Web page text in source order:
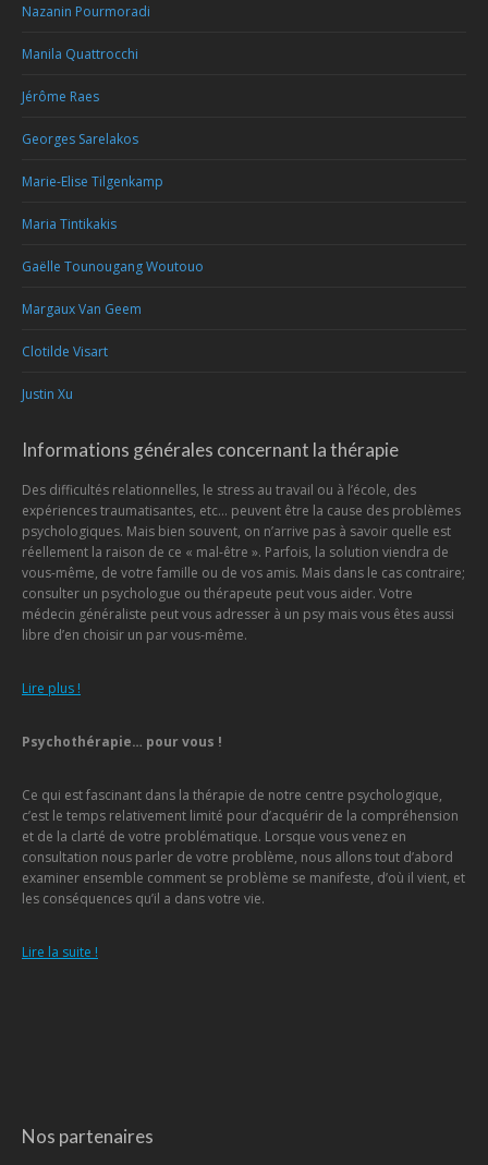
Nazanin Pourmoradi
Manila Quattrocchi
Jérôme Raes
Georges Sarelakos
Marie-Elise Tilgenkamp
Maria Tintikakis
Gaëlle Tounougang Woutouo
Margaux Van Geem
Clotilde Visart
Justin Xu
Informations générales concernant la thérapie
Des difficultés relationnelles, le stress au travail ou à l’école, des
expériences traumatisantes, etc… peuvent être la cause des problèmes
psychologiques. Mais bien souvent, on n’arrive pas à savoir quelle est
réellement la raison de ce « mal-être ». Parfois, la solution viendra de
vous-même, de votre famille ou de vos amis. Mais dans le cas contraire;
consulter un psychologue ou thérapeute peut vous aider. Votre
médecin généraliste peut vous adresser à un psy mais vous êtes aussi
libre d’en choisir un par vous-même.
Lire plus !
Psychothérapie… pour vous !
Ce qui est fascinant dans la thérapie de notre centre psychologique,
c’est le temps relativement limité pour d’acquérir de la compréhension
et de la clarté de votre problématique. Lorsque vous venez en
consultation nous parler de votre problème, nous allons tout d’abord
examiner ensemble comment se problème se manifeste, d’où il vient, et
les conséquences qu’il a dans votre vie.
Lire la suite !
Nos partenaires